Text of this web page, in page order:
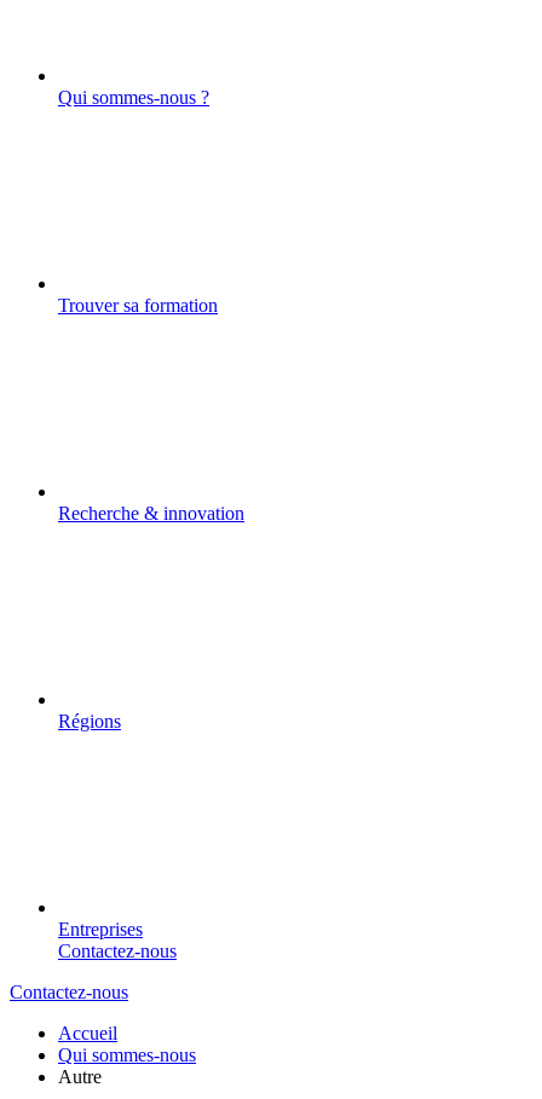
Qui sommes-nous ?
Trouver sa formation
Recherche & innovation
Régions
Entreprises
Contactez-nous
Contactez-nous
Accueil
Qui sommes-nous
Autre